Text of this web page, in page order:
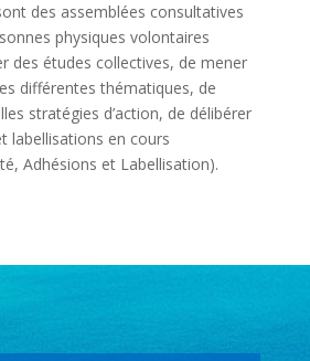
des assemblées consultatives
physiques volontaires
des études collectives, de mener
différentes thématiques, de
stratégies d’action, de délibérer
labellisations en cours
Adhésions et Labellisation).